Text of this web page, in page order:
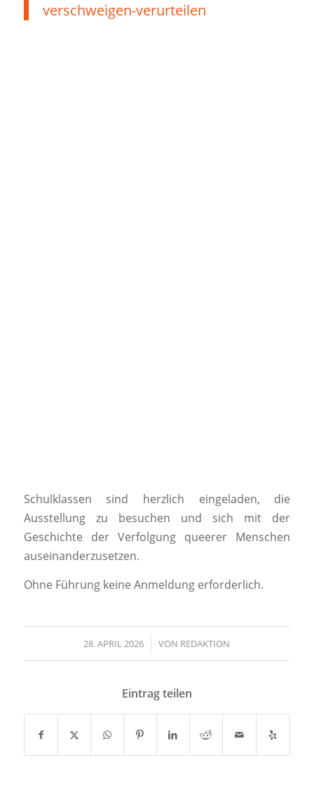
verschweigen-verurteilen
Schulklassen sind herzlich eingeladen, die
Ausstellung zu besuchen und sich mit der
Geschichte der Verfolgung queerer Menschen
auseinanderzusetzen.
Ohne Führung keine Anmeldung erforderlich.
28. APRIL 2026
/ VON REDAKTION
Eintrag teilen